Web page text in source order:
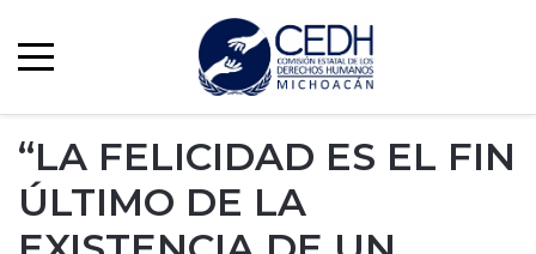
“LA FELICIDAD ES EL FIN
ÚLTIMO DE LA